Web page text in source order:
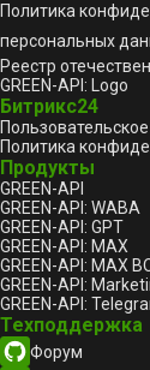
Политика
персональных
Реестр
GREEN-API: Logo
Битрикс24
Политика
Продукты
GREEN-API
GREEN-API: WABA
GREEN-API: GPT
GREEN-API: MAX
GREEN-API: MAX
GREEN-API:
GREEN-API:
Техподдержка
Форум